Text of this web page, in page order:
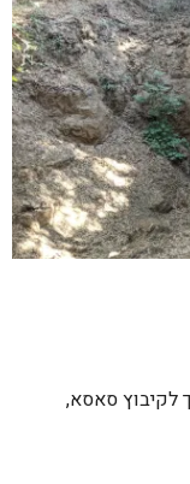
לקיבוץ סאסא,